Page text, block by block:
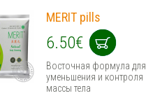
MERIT pills
6.50€
Восточная формула для
уменьшения и контроля
массы тела